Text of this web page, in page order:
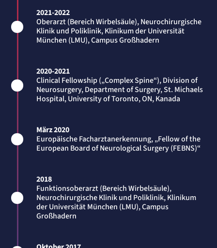
2021-2022
Oberarzt (Bereich Wirbelsäule), Neurochirurgische
Klinik und Poliklinik, Klinikum der Universität
München (LMU), Campus Großhadern
2020-2021
Clinical Fellowship („Complex Spine“), Division of
Neurosurgery, Department of Surgery, St. Michaels
Hospital, University of Toronto, ON, Kanada
März 2020
Europäische Facharztanerkennung, „Fellow of the
European Board of Neurological Surgery (FEBNS)“
2018
Funktionsoberarzt (Bereich Wirbelsäule),
Neurochirurgische Klinik und Poliklinik, Klinikum
der Universität München (LMU), Campus
Großhadern
Matelso Telefontracking
Name:
mat_tel
Zweck:
Speichert die User-ID. Hierdurch wird fgestgelegt, welche Rufnummer(n) der Nutzer
angezeigt bekommt.
Cookie Laufzeit:
2 Jahre
Name:
mat_ep
Registriert den initialen Einstiegspunkt des Nutzers auf unserer Webseite.
Cookie Laufzeit:
30 Tage
etracker Analytics
_et_coid